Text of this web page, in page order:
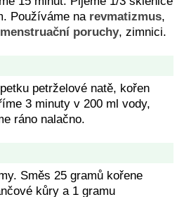
Používáme na revmatizmus,
menstruační poruchy, zimnici.
petrželové natě, kořen
3 minuty v 200 ml vody,
ráno nalačno.
Směs 25 gramů kořene
kůry a 1 gramu